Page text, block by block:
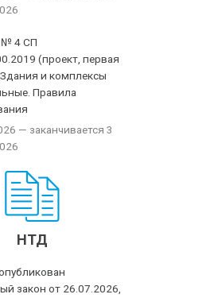
№ 4 СП
(проект, первая
и комплексы
Правила
— заканчивается 3
НТД
закон от 26.07.2026,